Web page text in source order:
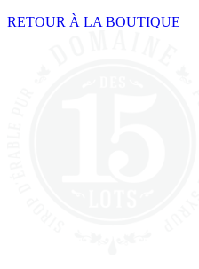
RETOUR À LA BOUTIQUE